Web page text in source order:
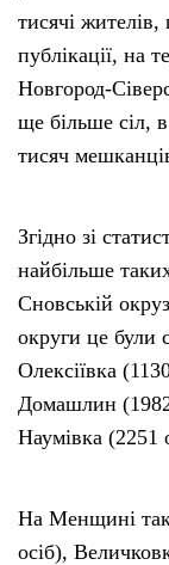
тисячі
публікації, на
Новгород-
ще більше сіл,
тисяч
Згідно зі
найбільше
Сновській
округи це були
Олексіївка
Домашлин (1982
Наумівка (2251
На Менщині
осіб),